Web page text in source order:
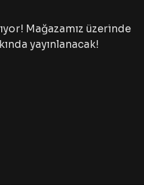
Mağazamız üzerinde
yayınlanacak!